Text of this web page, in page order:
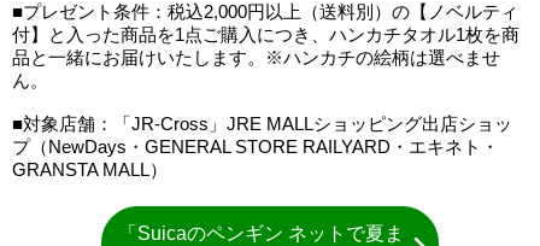
■プレゼント条件：税込2,000円以上（送料別）の【ノベルティ
付】と入った商品を1点ご購入につき、ハンカチタオル1枚を商
品と一緒にお届けいたします。※ハンカチの絵柄は選べませ
ん。
■対象店舗：「JR-Cross」JRE MALLショッピング出店ショッ
プ（NewDays・GENERAL STORE RAILYARD・エキネト・
GRANSTA MALL）
「Suicaのペンギン ネットで夏ま